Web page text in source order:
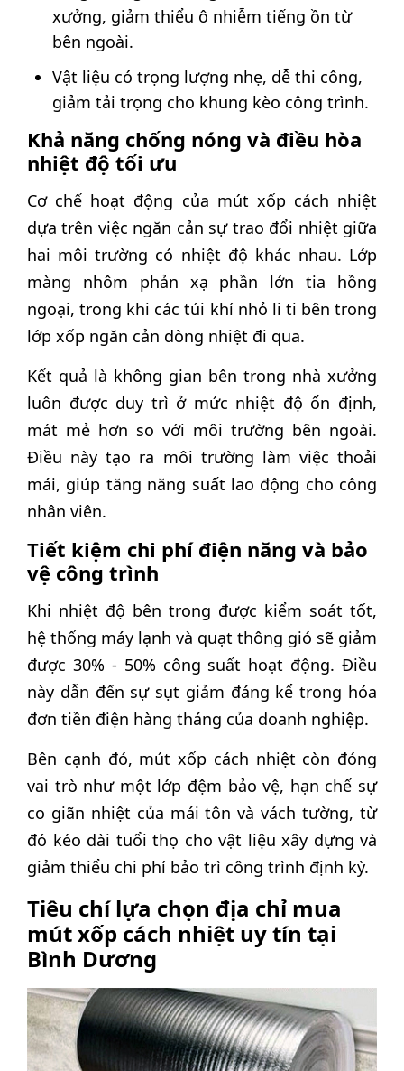
xưởng, giảm thiểu ô nhiễm tiếng ồn từ
bên ngoài.
Vật liệu có trọng lượng nhẹ, dễ thi công,
giảm tải trọng cho khung kèo công trình.
Khả năng chống nóng và điều hòa
nhiệt độ tối ưu
Cơ chế hoạt động của mút xốp cách nhiệt
dựa trên việc ngăn cản sự trao đổi nhiệt giữa
hai môi trường có nhiệt độ khác nhau. Lớp
màng nhôm phản xạ phần lớn tia hồng
ngoại, trong khi các túi khí nhỏ li ti bên trong
lớp xốp ngăn cản dòng nhiệt đi qua.
Kết quả là không gian bên trong nhà xưởng
luôn được duy trì ở mức nhiệt độ ổn định,
mát mẻ hơn so với môi trường bên ngoài.
Điều này tạo ra môi trường làm việc thoải
mái, giúp tăng năng suất lao động cho công
nhân viên.
Tiết kiệm chi phí điện năng và bảo
vệ công trình
Khi nhiệt độ bên trong được kiểm soát tốt,
hệ thống máy lạnh và quạt thông gió sẽ giảm
được 30% - 50% công suất hoạt động. Điều
này dẫn đến sự sụt giảm đáng kể trong hóa
đơn tiền điện hàng tháng của doanh nghiệp.
Bên cạnh đó, mút xốp cách nhiệt còn đóng
vai trò như một lớp đệm bảo vệ, hạn chế sự
co giãn nhiệt của mái tôn và vách tường, từ
đó kéo dài tuổi thọ cho vật liệu xây dựng và
giảm thiểu chi phí bảo trì công trình định kỳ.
Tiêu chí lựa chọn địa chỉ mua
mút xốp cách nhiệt uy tín tại
Bình Dương